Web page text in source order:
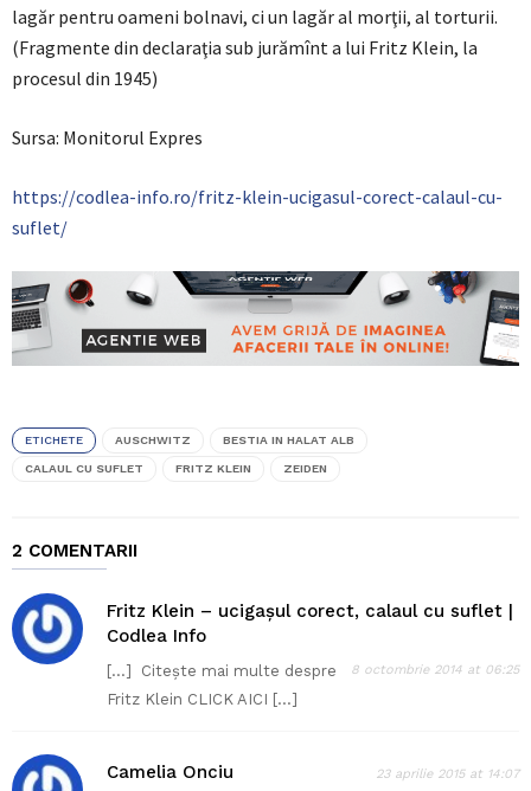
lagăr pentru oameni bolnavi, ci un lagăr al morţii, al torturii.
(Fragmente din declaraţia sub jurămînt a lui Fritz Klein, la
procesul din 1945)
Sursa: Monitorul Expres
https://codlea-info.ro/fritz-klein-ucigasul-corect-calaul-cu-
suflet/
ETICHETE AUSCHWITZ BESTIA IN HALAT ALB
CALAUL CU SUFLET FRITZ KLEIN ZEIDEN
2 COMENTARII
Fritz Klein – ucigaşul corect, calaul cu suflet |
Codlea Info
8 octombrie 2014 at 06:25
[…] Citește mai multe despre
Fritz Klein CLICK AICI […]
Camelia Onciu 23 aprilie 2015 at 14:07